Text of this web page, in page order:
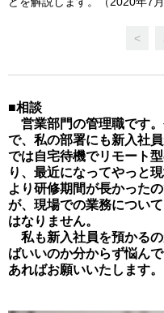
<
■相談
営業部門の管理職です
で、私の部署にも新入社
では自宅待機でリモート
り、最近になってやっと
より研修期間が長かった
が、現場での業務につい
はなりません。
私も新入社員を預かる
ばいいのか分からず悩ん
あればお願いいたします。